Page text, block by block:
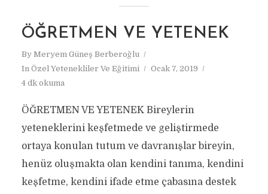
ÖĞRETMEN VE YETENEK
By Meryem Güneş Berberoğlu
In Özel Yetenekliler Ve Eğitimi
Ocak 7, 2019
4 dk okuma
ÖĞRETMEN VE YETENEK Bireylerin
yeteneklerini keşfetmede ve geliştirmede
ortaya konulan tutum ve davranışlar bireyin,
henüz oluşmakta olan kendini tanıma, kendini
keşfetme, kendini ifade etme çabasına destek